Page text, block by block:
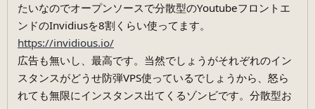
たいなのでオープンソースで分散型のYoutubeフロントエ
ンドのInvidiusを8割くらい使ってます。
https://invidious.io/
広告も無いし、最高です。当然でしょうがそれぞれのイン
スタンスがどうせ防弾VPS使っているでしょうから、怒ら
れても無限にインスタンス出てくるゾンビです。分散型お